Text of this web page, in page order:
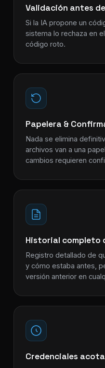
Validación antes
Si la IA propone un
sistema lo rechaza en
código roto.
Papelera &
Nada se elimina
archivos van a una
cambios requieren
Historial completo
Registro detallado de
y cómo estaba antes,
versión anterior en
Credenciales